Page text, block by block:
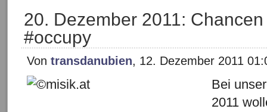
20. Dezember 2011:
#occupy
Von transdanubien, 12. Dezember 2011
Bei
2011